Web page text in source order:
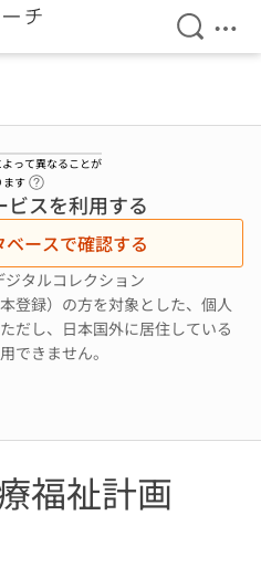
検索を
メ
って異なることが
ます
スを利用する
ースで確認する
タルコレクション
登録）の方を対象とした、個人
だし、日本国外に居住している
できません。
福祉計画